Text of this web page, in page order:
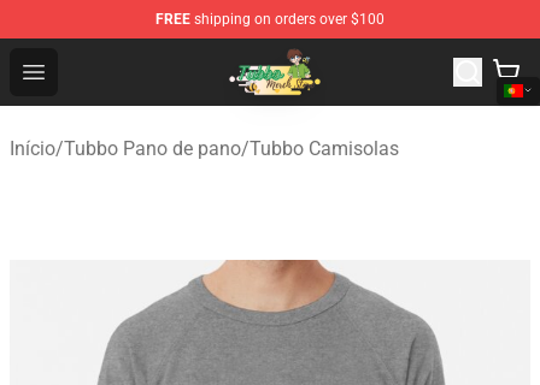
FREE shipping on orders over $100
Open menu
Tubbo Store - Official Tubbo Merchandise Shop
Início/Tubbo Pano de pano/Tubbo Camisolas